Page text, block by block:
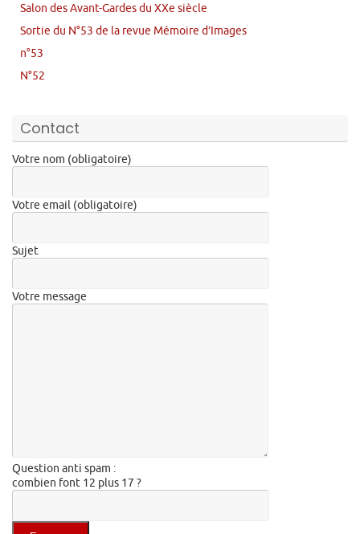
Salon des Avant-Gardes du XXe siècle
Sortie du N°53 de la revue Mémoire d’Images
n°53
N°52
Contact
Votre nom (obligatoire)
Votre email (obligatoire)
Sujet
Votre message
Question anti spam :
combien font 12 plus 17 ?